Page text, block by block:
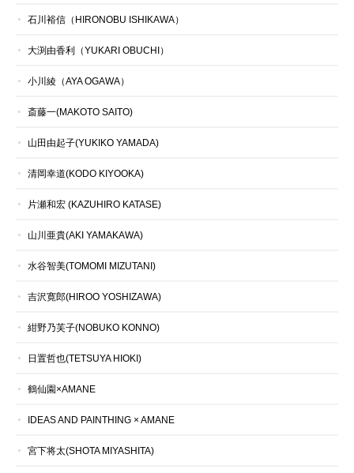
石川裕信（HIRONOBU ISHIKAWA）
大渕由香利（YUKARI OBUCHI）
小川綾（AYA OGAWA）
斎藤一(MAKOTO SAITO)
山田由起子(YUKIKO YAMADA)
清岡幸道(KODO KIYOOKA)
片瀬和宏 (KAZUHIRO KATASE)
山川亜貴(AKI YAMAKAWA)
水谷智美(TOMOMI MIZUTANI)
吉沢寛郎(HIROO YOSHIZAWA)
紺野乃芙子(NOBUKO KONNO)
日置哲也(TETSUYA HIOKI)
鶴仙園×AMANE
IDEAS AND PAINTHING × AMANE
宮下将太(SHOTA MIYASHITA)